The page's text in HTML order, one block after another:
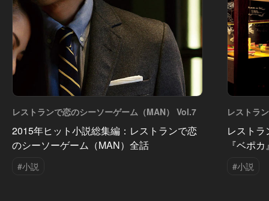
レストランで恋のシーソーゲーム（MAN） Vol.7
2015年ヒット小説総集編：レストランで恋
のシーソーゲーム（MAN）全話
#小説
レストラ
レスト
『ベポ
#小説